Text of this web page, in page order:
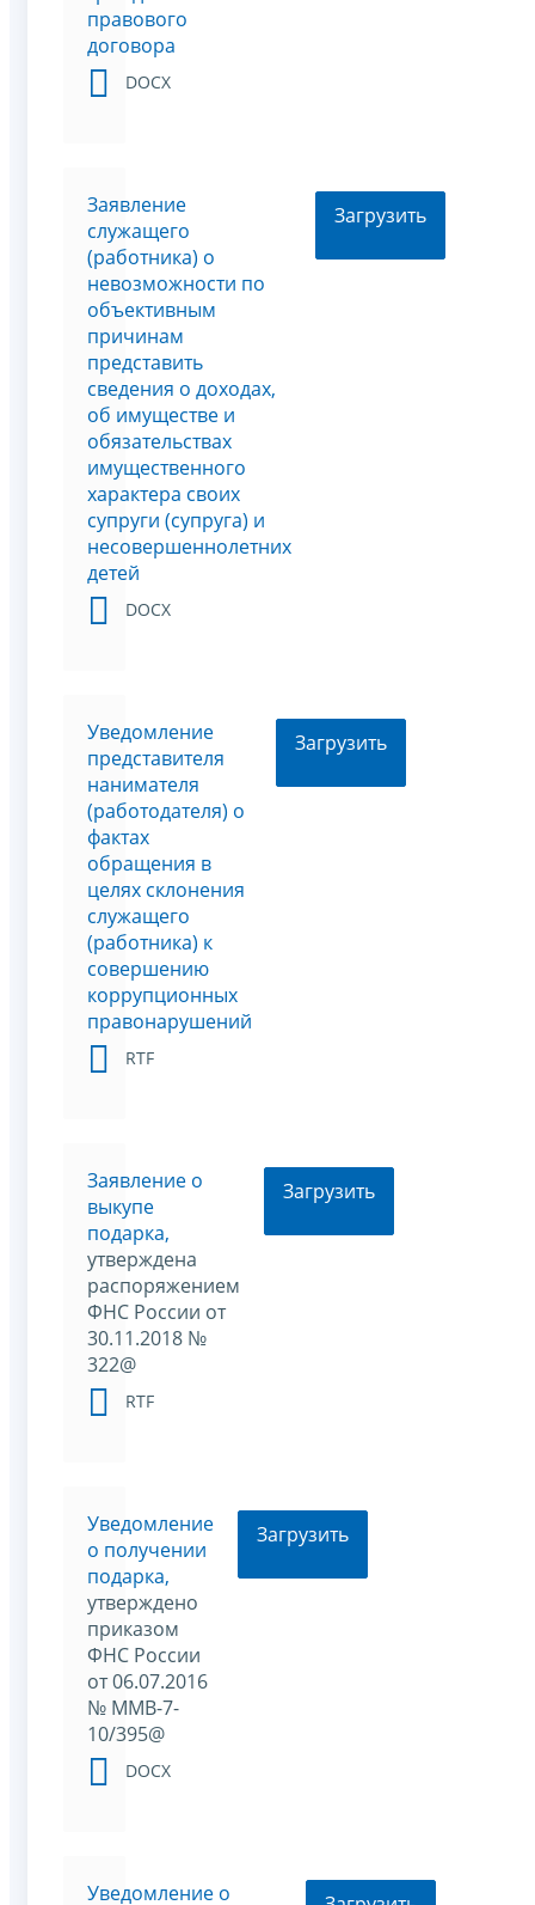
правового
договора
DOCX
Заявление
служащего
(работника) о
невозможности по
объективным
причинам
представить
сведения о доходах,
об имуществе и
обязательствах
имущественного
характера своих
супруги (супруга) и
несовершеннолетних
детей
DOCX
Загрузить
Уведомление
представителя
нанимателя
(работодателя) о
фактах
обращения в
целях склонения
служащего
(работника) к
совершению
коррупционных
правонарушений
RTF
Загрузить
Заявление о
выкупе
подарка,
утверждена
распоряжением
ФНС России от
30.11.2018 №
322@
RTF
Загрузить
Уведомление
о получении
подарка,
утверждено
приказом
ФНС России
от 06.07.2016
№ ММВ-7-
10/395@
DOCX
Загрузить
Уведомление о